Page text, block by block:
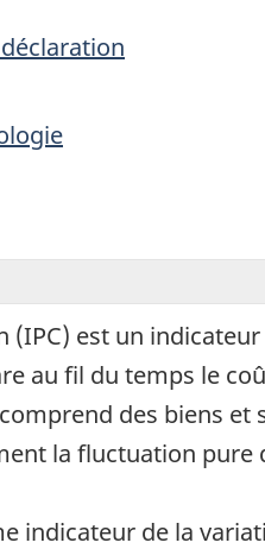
est un
au fil du temps le
des biens
la fluctuation pure
indicateur de la